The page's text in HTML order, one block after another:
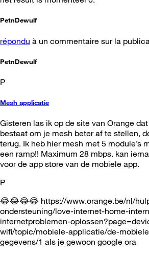
PetnDewulf
répondu à un commentaire sur la
PetnDewulf
P
Mesh applicatie
Gisteren las ik op de site van Orange
bestaat om je mesh beter af te stellen,
terug. Ik heb hier mesh met 5 module’s
een ramp!! Maximum 28 mbps. kan
voor de app store van de mobiele app.
P
😂😂😂😂 https://www.orange.be/nl/
ondersteuning/love-internet-home-
internetproblemen-
wifi/topic/mobiele-applicatie/de-
gegevens/1 als je gewoon google ora